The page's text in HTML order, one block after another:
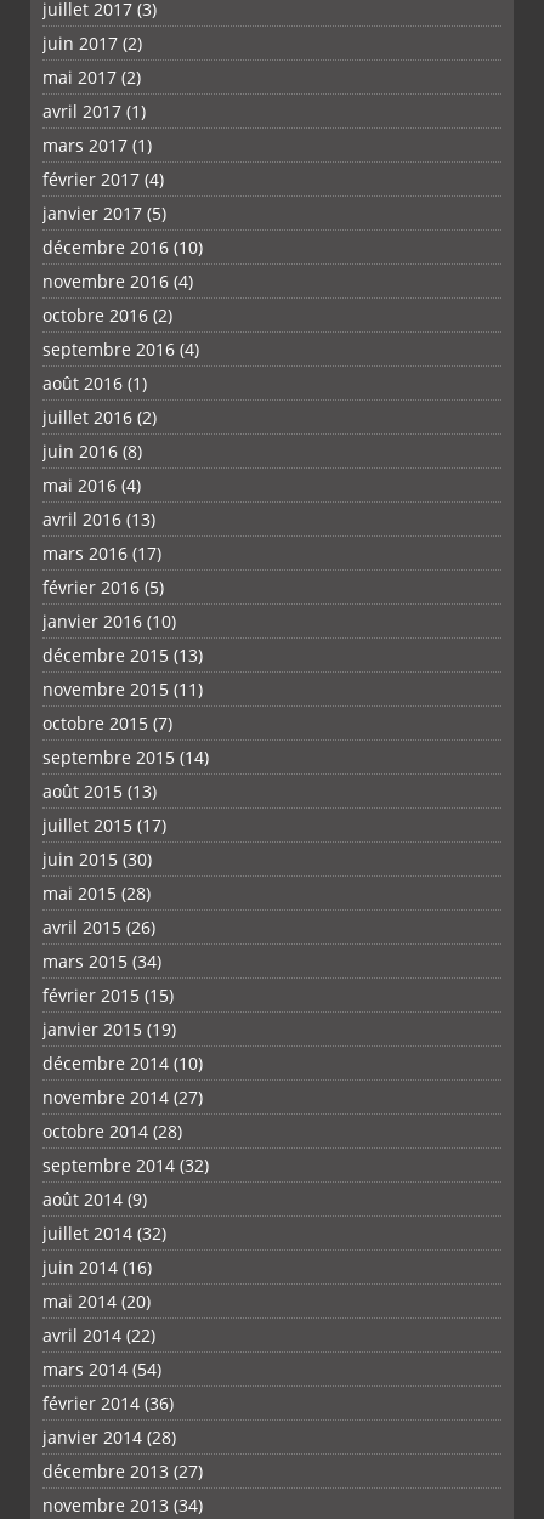
juillet 2017 (3)
juin 2017 (2)
mai 2017 (2)
avril 2017 (1)
mars 2017 (1)
février 2017 (4)
janvier 2017 (5)
décembre 2016 (10)
novembre 2016 (4)
octobre 2016 (2)
septembre 2016 (4)
août 2016 (1)
juillet 2016 (2)
juin 2016 (8)
mai 2016 (4)
avril 2016 (13)
mars 2016 (17)
février 2016 (5)
janvier 2016 (10)
décembre 2015 (13)
novembre 2015 (11)
octobre 2015 (7)
septembre 2015 (14)
août 2015 (13)
juillet 2015 (17)
juin 2015 (30)
mai 2015 (28)
avril 2015 (26)
mars 2015 (34)
février 2015 (15)
janvier 2015 (19)
décembre 2014 (10)
novembre 2014 (27)
octobre 2014 (28)
septembre 2014 (32)
août 2014 (9)
juillet 2014 (32)
juin 2014 (16)
mai 2014 (20)
avril 2014 (22)
mars 2014 (54)
février 2014 (36)
janvier 2014 (28)
décembre 2013 (27)
novembre 2013 (34)